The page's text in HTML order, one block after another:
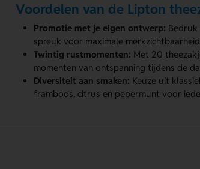
Voordelen van de Lipton
Promotie met je eigen ontwerp:
spreuk voor maximale
Twintig rustmomenten: Met 20
momenten van ontspanning tijdens de
Diversiteit aan smaken: Keuze uit
framboos, citrus en pepermunt voor